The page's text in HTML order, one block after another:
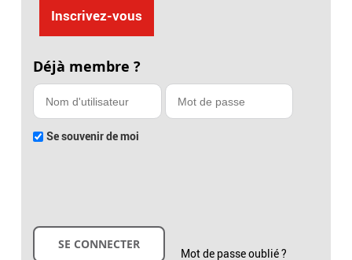
Inscrivez-vous
Déjà membre ?
Se souvenir de moi
Mot de passe oublié ?